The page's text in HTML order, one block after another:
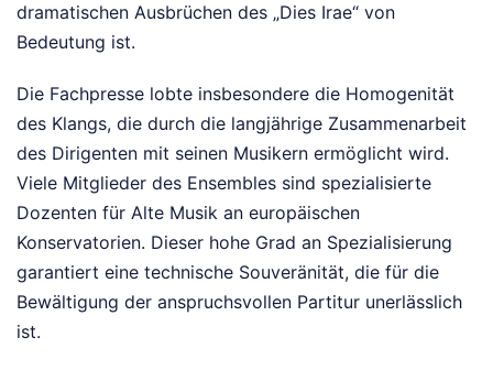
dramatischen Ausbrüchen des „Dies Irae“ von
Bedeutung ist.
Die Fachpresse lobte insbesondere die Homogenität
des Klangs, die durch die langjährige Zusammenarbeit
des Dirigenten mit seinen Musikern ermöglicht wird.
Viele Mitglieder des Ensembles sind spezialisierte
Dozenten für Alte Musik an europäischen
Konservatorien. Dieser hohe Grad an Spezialisierung
garantiert eine technische Souveränität, die für die
Bewältigung der anspruchsvollen Partitur unerlässlich
ist.